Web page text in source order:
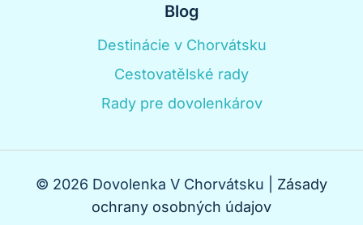
Blog
Destinácie v Chorvátsku
Cestovatělské rady
Rady pre dovolenkárov
© 2026 Dovolenka V Chorvátsku | Zásady
ochrany osobných údajov